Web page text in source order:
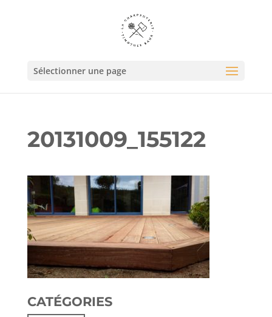
Sélectionner une page
20131009_155122
CATÉGORIES